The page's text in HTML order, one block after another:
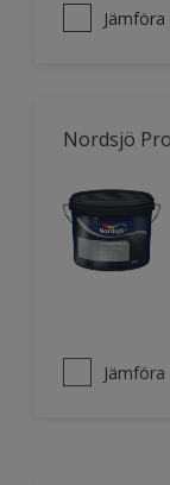
Jämföra
Nordsjö
Jämföra